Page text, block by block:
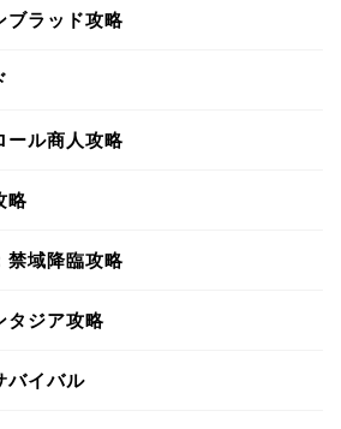
ブラッド攻略
ール商人攻略
略
禁域降臨攻略
タジア攻略
バイバル